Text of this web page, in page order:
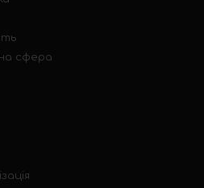
сфера